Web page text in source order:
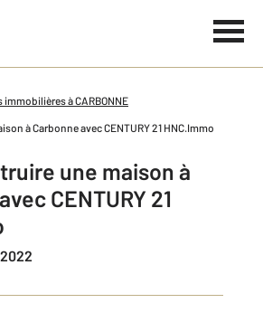
à CARBONNE
à Carbonne avec CENTURY 21 HNC.Immo
une maison à
CENTURY 21